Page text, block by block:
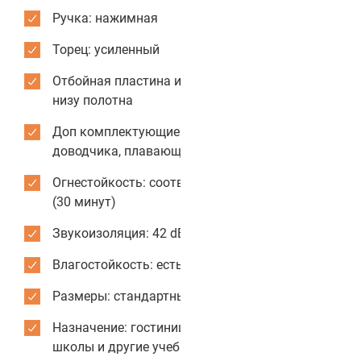
Ручка: нажимная
Торец: усиленный
Отбойная пластина из нержавеющей стали: по
низу полотна
Доп комплектующие: возможна установка
доводчика, плавающего порога
Огнестойкость: соответствует стандарту EI30
(30 минут)
Звукоизоляция: 42 dB
Влагостойкость: есть
Размеры: стандартные или индивидуальные
Назначение: гостиницы, отели и хостелы,
школы и другие учебные заведения, кабинеты